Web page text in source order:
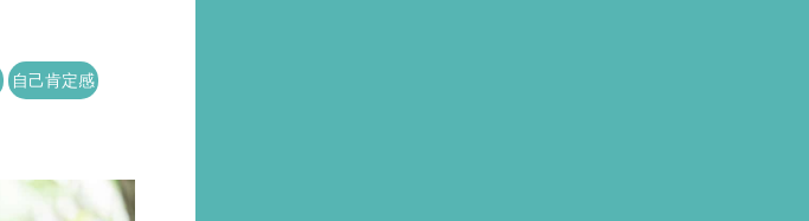
自己肯定感